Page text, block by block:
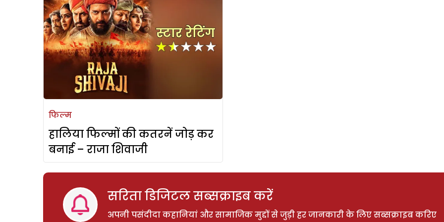
फिल्म
हालिया फिल्मों की कतरनें जोड़ कर
बनाई – राजा शिवाजी
सरिता डिजिटल सब्सक्राइब करें
अपनी पसंदीदा कहानियां और सामाजिक मुद्दों से जुड़ी हर जानकारी के लिए सब्सक्राइब करिए